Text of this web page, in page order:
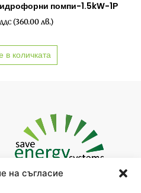
на съгласие
помпи-1.5kW-1Р
(360.00 лв.)
в количката